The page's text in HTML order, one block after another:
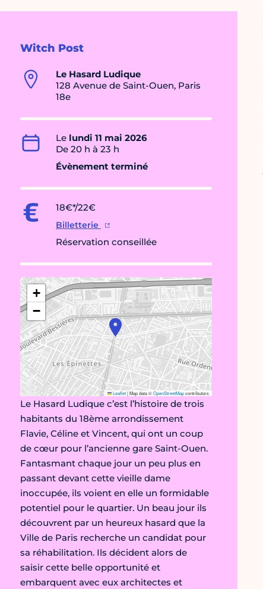
Witch Post
Le Hasard Ludique
128 Avenue de Saint-Ouen, Paris
18e
Le lundi 11 mai 2026
De 20 h à 23 h
Évènement terminé
18€*/22€
Billetterie
Réservation conseillée
+
−
Leaflet|Map data ©OpenStreetMapcontributors
Le Hasard Ludique c’est l’histoire de trois
habitants du 18ème arrondissement
Flavie, Céline et Vincent, qui ont un coup
de cœur pour l’ancienne gare Saint-Ouen.
Fantasmant chaque jour un peu plus en
passant devant cette vieille dame
inoccupée, ils voient en elle un formidable
potentiel pour le quartier. Un beau jour ils
découvrent par un heureux hasard que la
Ville de Paris recherche un candidat pour
sa réhabilitation. Ils décident alors de
saisir cette belle opportunité et
embarquent avec eux architectes et